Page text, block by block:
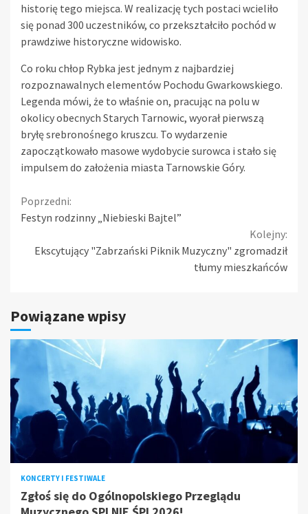
historię tego miejsca. W realizację tych postaci wcieliło
się ponad 300 uczestników, co przekształciło pochód w
prawdziwe historyczne widowisko.
Co roku chłop Rybka jest jednym z najbardziej
rozpoznawalnych elementów Pochodu Gwarkowskiego.
Legenda mówi, że to właśnie on, pracując na polu w
okolicy obecnych Starych Tarnowic, wyorał pierwszą
bryłę srebronośnego kruszcu. To wydarzenie
zapoczątkowało masowe wydobycie surowca i stało się
impulsem do założenia miasta Tarnowskie Góry.
Continue
Reading
Poprzedni:
Festyn rodzinny „Niebieski Bajtel”
Kolejny:
Ekscytujący "Zabrzański Piknik Muzyczny" zgromadził
tłumy mieszkańców
Powiązane wpisy
KONCERTY I FESTIWALE
Zgłoś się do Ogólnopolskiego Przeglądu